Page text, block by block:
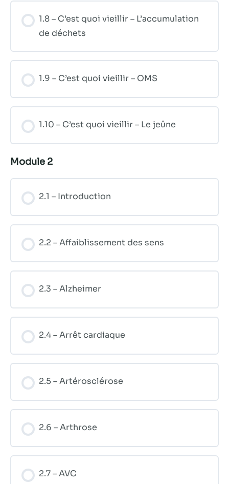
1.8 – C’est quoi vieillir – L’accumulation
de déchets
1.9 – C’est quoi vieillir – OMS
1.10 – C’est quoi vieillir – Le jeûne
Module 2
2.1 – Introduction
2.2 – Affaiblissement des sens
2.3 – Alzheimer
2.4 – Arrêt cardiaque
2.5 – Artérosclérose
2.6 – Arthrose
2.7 – AVC